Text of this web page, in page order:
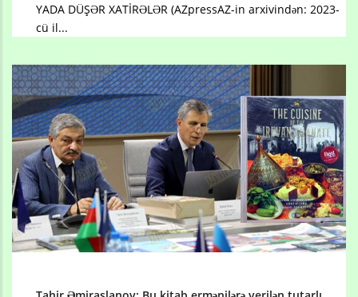
YADA DÜŞƏR XATİRƏLƏR (AZpressAZ-in arxivindən: 2023-
cü il...